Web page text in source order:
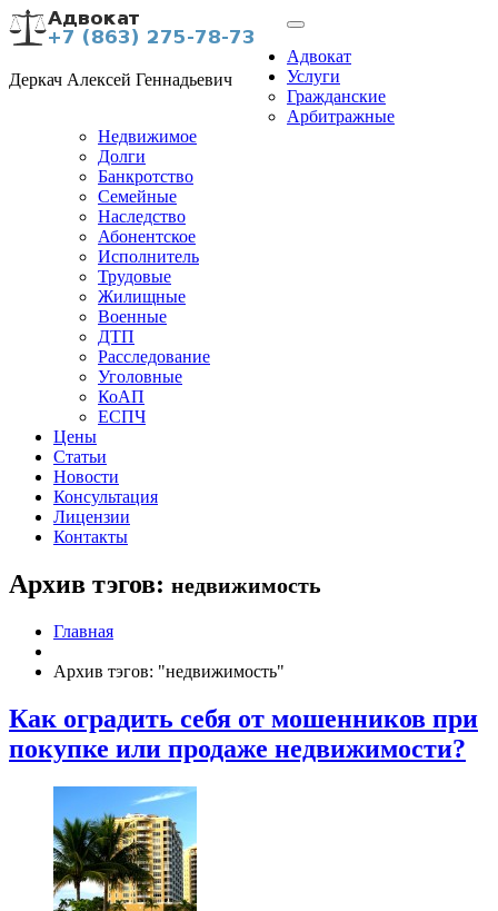
Деркач Алексей Геннадьевич
Адвокат
Услуги
Гражданские
Арбитражные
Недвижимое
Долги
Банкротство
Семейные
Наследство
Абонентское
Исполнитель
Трудовые
Жилищные
Военные
ДТП
Расследование
Уголовные
КоАП
ЕСПЧ
Цены
Статьи
Новости
Консультация
Лицензии
Контакты
Архив тэгов: недвижимость
Главная
Архив тэгов: "недвижимость"
Как оградить себя от мошенников при
покупке или продаже недвижимости?